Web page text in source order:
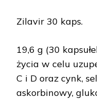
Zilavir 30 kaps.
19,6 g (30
życia w celu
C i D oraz cynk,
askorbinowy,